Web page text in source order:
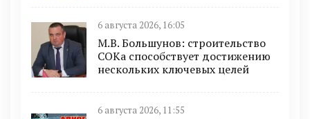
6 августа 2026, 16:05
М.В. Большунов: строительство
СОКа способствует достижению
нескольких ключевых целей
6 августа 2026, 11:55